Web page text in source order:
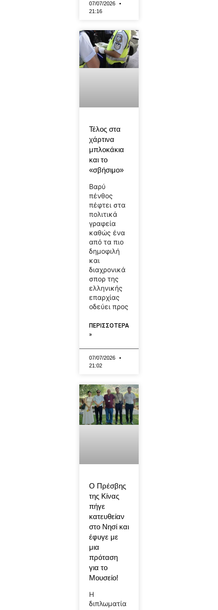
07/07/2026
21:16
Τέλος στα
χάρτινα
μπλοκάκια
και το
«σβήσιμο»
Βαρύ
πένθος
πέφτει στα
πολιτικά
γραφεία
καθώς ένα
από τα πιο
δημοφιλή
και
διαχρονικά
σπορ της
ελληνικής
επαρχίας
οδεύει προς
ΠΕΡΙΣΣΟΤΕΡΑ
»
07/07/2026
21:02
Ο Πρέσβης
της Κίνας
πήγε
κατευθείαν
στο Νησί και
έφυγε με
μια
πρόταση
για το
Μουσείο!
Η
διπλωματία